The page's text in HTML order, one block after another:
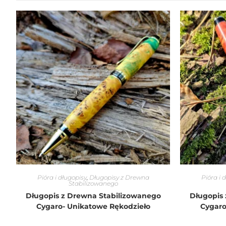
Pióra i długopisy, Długopisy z Drewna
Stabilizowanego
Długopis z Drewna Stabilizowanego
Cygaro- Unikatowe Rękodzieło
Pióra i